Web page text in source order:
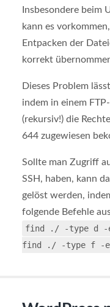
Insbesondere beim
kann es
Entpacken der
korrekt
Dieses Problem
indem in einem
(rekursiv!) die
644 zugewiesen
Sollte man Zugriff
SSH, haben, kann
gelöst werden,
folgende Befehle
find ./ -type d -
find ./ -type f -